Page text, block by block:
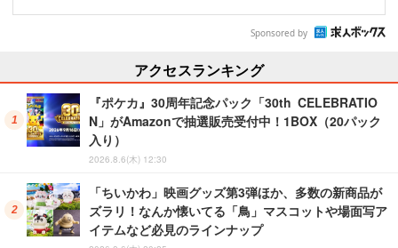
Sponsored by
アクセスランキング
『ポケカ』30周年記念パック「30th CELEBRATIO
N」がAmazonで抽選販売受付中！1BOX（20パック
入り）
2026.8.6(木) 12:30
「ちいかわ」映画グッズ第3弾ほか、多数の新商品が
ズラリ！なんか懐いてる「鳥」マスコットや場面写ア
イテムなど必見のラインナップ